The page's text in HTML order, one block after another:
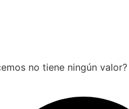
no tiene ningún